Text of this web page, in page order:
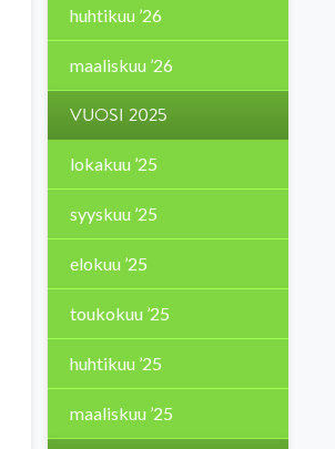
huhtikuu ’26
maaliskuu ’26
VUOSI 2025
lokakuu ’25
syyskuu ’25
elokuu ’25
toukokuu ’25
huhtikuu ’25
maaliskuu ’25